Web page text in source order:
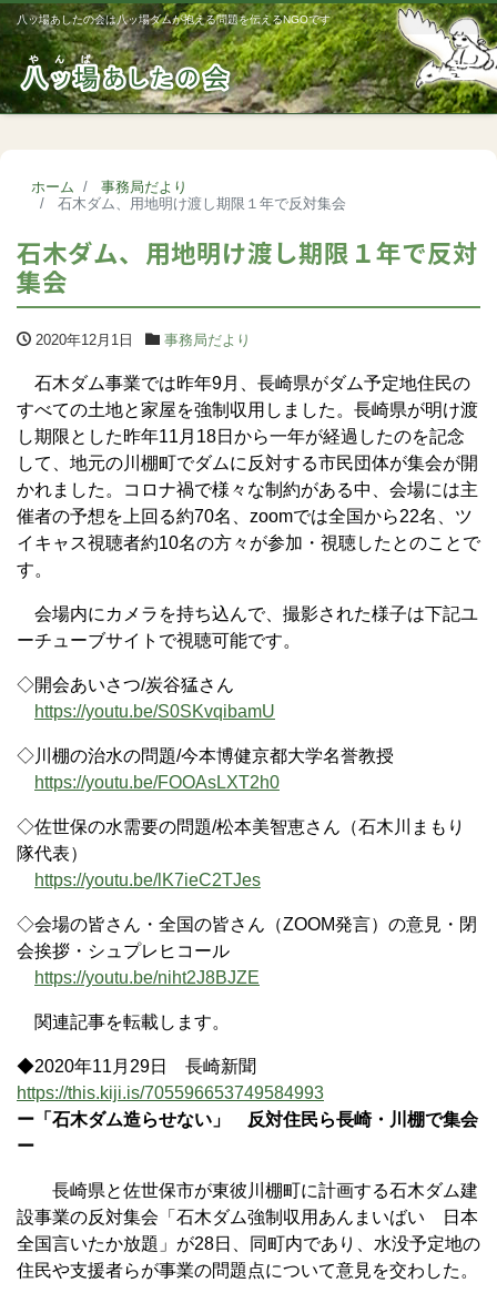
八ッ場あしたの会は八ッ場ダムが抱える問題を伝えるNGOです
ホーム
事務局だより
石木ダム、用地明け渡し期限１年で反対集会
石木ダム、用地明け渡し期限１年で反対
集会
2020年12月1日 事務局だより
石木ダム事業では昨年9月、長崎県がダム予定地住民の
すべての土地と家屋を強制収用しました。長崎県が明け渡
し期限とした昨年11月18日から一年が経過したのを記念
して、地元の川棚町でダムに反対する市民団体が集会が開
かれました。コロナ禍で様々な制約がある中、会場には主
催者の予想を上回る約70名、zoomでは全国から22名、ツ
イキャス視聴者約10名の方々が参加・視聴したとのことで
す。
会場内にカメラを持ち込んで、撮影された様子は下記ユ
ーチューブサイトで視聴可能です。
◇開会あいさつ/炭谷猛さん
https://youtu.be/S0SKvqibamU
◇川棚の治水の問題/今本博健京都大学名誉教授
https://youtu.be/FOOAsLXT2h0
◇佐世保の水需要の問題/松本美智恵さん（石木川まもり
隊代表）
https://youtu.be/lK7ieC2TJes
◇会場の皆さん・全国の皆さん（ZOOM発言）の意見・閉
会挨拶・シュプレヒコール
https://youtu.be/niht2J8BJZE
関連記事を転載します。
◆2020年11月29日 長崎新聞
https://this.kiji.is/705596653749584993
ー「石木ダム造らせない」 反対住民ら長崎・川棚で集会
ー
長崎県と佐世保市が東彼川棚町に計画する石木ダム建
設事業の反対集会「石木ダム強制収用あんまいばい 日本
全国言いたか放題」が28日、同町内であり、水没予定地の
住民や支援者らが事業の問題点について意見を交わした。